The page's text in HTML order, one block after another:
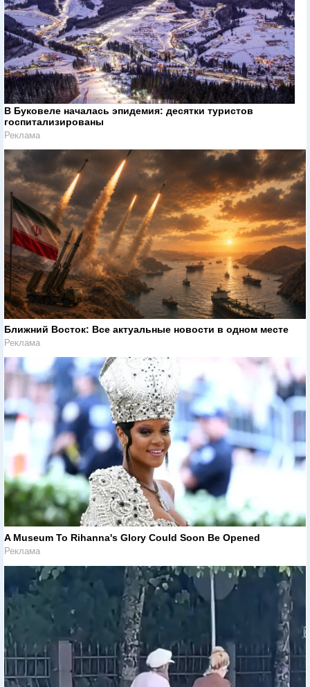
В Буковеле началась эпидемия: десятки туристов
госпитализированы
Реклама
Ближний Восток: Все актуальные новости в одном месте
Реклама
A Museum To Rihanna's Glory Could Soon Be Opened
Реклама